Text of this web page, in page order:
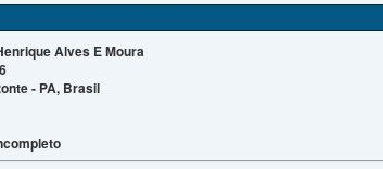
Alves E Moura
- PA, Brasil